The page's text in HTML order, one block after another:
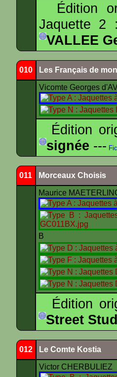
Édition
Jaquette 2
VALLEE
010 Les Français de
Vicomte Georges
Édition
signée ---
011 Morceaux Choisis
Maurice
Édition
Street
012 Le Comte Kostia
Victor CHERBULIEZ